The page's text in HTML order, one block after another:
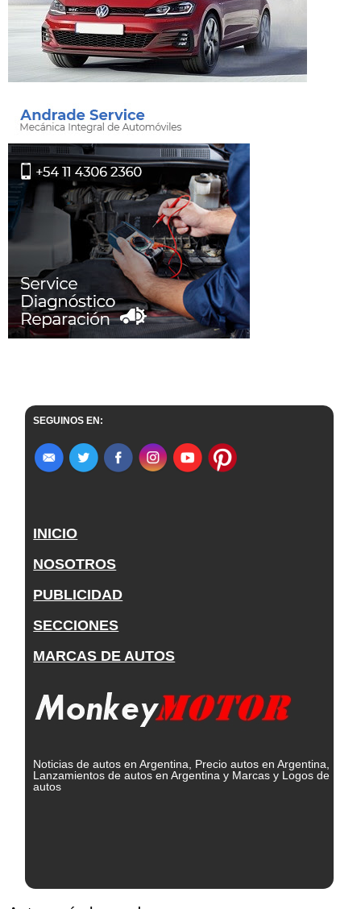
SEGUINOS EN:
INICIO
NOSOTROS
PUBLICIDAD
SECCIONES
MARCAS DE AUTOS
Noticias de autos en Argentina, Precio autos en Argentina,
Lanzamientos de autos en Argentina y Marcas y Logos de
autos